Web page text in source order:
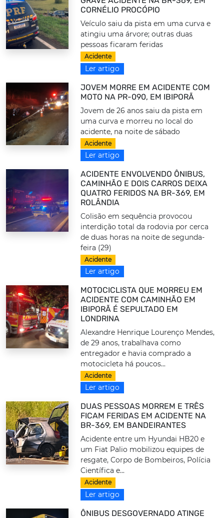
CORNÉLIO PROCÓPIO
Veículo saiu da pista em uma curva e
atingiu uma árvore; outras duas
pessoas ficaram feridas
Acidente
Ler artigo
JOVEM MORRE EM ACIDENTE COM
MOTO NA PR-090, EM IBIPORÃ
Jovem de 26 anos saiu da pista em
uma curva e morreu no local do
acidente, na noite de sábado
Acidente
Ler artigo
ACIDENTE ENVOLVENDO ÔNIBUS,
CAMINHÃO E DOIS CARROS DEIXA
QUATRO FERIDOS NA BR-369, EM
ROLÂNDIA
Colisão em sequência provocou
interdição total da rodovia por cerca
de duas horas na noite de segunda-
feira (29)
Acidente
Ler artigo
MOTOCICLISTA QUE MORREU EM
ACIDENTE COM CAMINHÃO EM
IBIPORÃ É SEPULTADO EM
LONDRINA
Alexandre Henrique Lourenço Mendes,
de 29 anos, trabalhava como
entregador e havia comprado a
motocicleta há poucos...
Acidente
Ler artigo
DUAS PESSOAS MORREM E TRÊS
FICAM FERIDAS EM ACIDENTE NA
BR-369, EM BANDEIRANTES
Acidente entre um Hyundai HB20 e
um Fiat Palio mobilizou equipes de
resgate, Corpo de Bombeiros, Polícia
Científica e...
Acidente
Ler artigo
ÔNIBUS DESGOVERNADO ATINGE